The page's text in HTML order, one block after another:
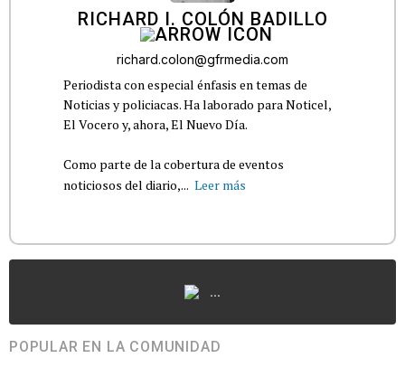
RICHARD I. COLÓN BADILLO
richard.colon@gfrmedia.com
Periodista con especial énfasis en temas de
Noticias y policiacas. Ha laborado para Noticel,
El Vocero y, ahora, El Nuevo Día.
Como parte de la cobertura de eventos
noticiosos del diario,... Leer más
...
POPULAR EN LA COMUNIDAD